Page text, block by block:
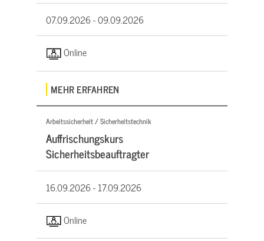
07.09.2026 -09.09.2026
Online
MEHR ERFAHREN
Arbeitssicherheit / Sicherheitstechnik
Auffrischungskurs
Sicherheitsbeauftragter
16.09.2026 -17.09.2026
Online